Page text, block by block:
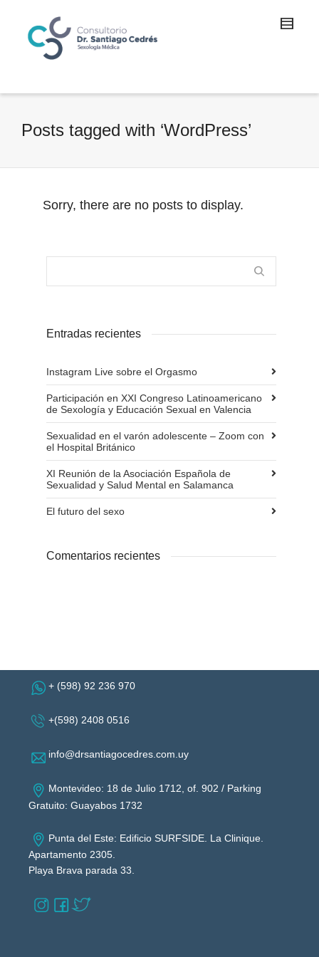
Posts tagged with ‘WordPress’
Sorry, there are no posts to display.
Entradas recientes
Instagram Live sobre el Orgasmo
Participación en XXI Congreso Latinoamericano
de Sexología y Educación Sexual en Valencia
Sexualidad en el varón adolescente – Zoom con
el Hospital Británico
XI Reunión de la Asociación Española de
Sexualidad y Salud Mental en Salamanca
El futuro del sexo
Comentarios recientes
+ (598) 92 236 970
+(598) 2408 0516
info@drsantiagocedres.com.uy
Montevideo: 18 de Julio 1712, of. 902 / Parking
Gratuito: Guayabos 1732
Punta del Este: Edificio SURFSIDE. La Clinique.
Apartamento 2305.
Playa Brava parada 33.